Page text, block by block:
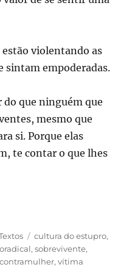
violentando as
sintam empoderadas.
que ninguém que
mesmo que
si. Porque elas
te contar o que lhes
Tags
cultura do estupro,
,sobrevivente,
,vítima